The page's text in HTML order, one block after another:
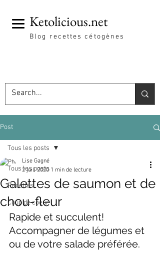
Ketolicious.net
Blog recettes cétogènes
Post
Tous les posts
Recettes
Coup de coeur
Tous les posts
Galettes de saumon et de
chou-fleur
Lise Gagné
2 juil. 2020 1 min de lecture
Rapide et succulent!
Accompagner de légumes et
ou de votre salade préférée.